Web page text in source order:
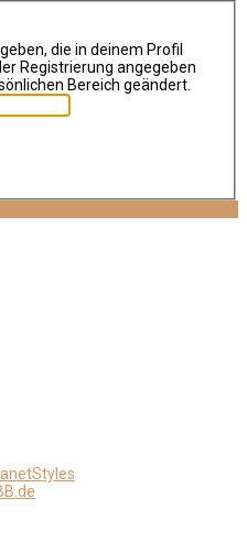
die in deinem Profil
Registrierung angegeben
Bereich geändert.